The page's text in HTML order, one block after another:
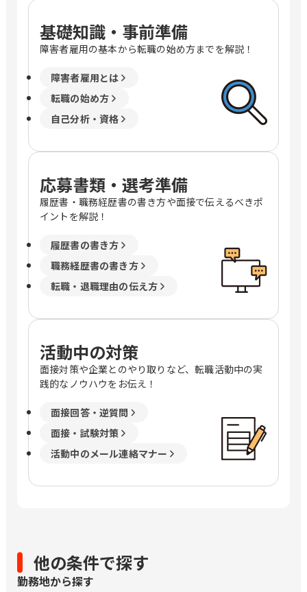
基礎知識・事前準備
障害者雇用の基本から転職の始め方までを解説！
障害者雇用とは
転職の始め方
自己分析・資格
応募書類・選考準備
履歴書・職務経歴書の書き方や面接で伝えるべきポ
イントを解説！
履歴書の書き方
職務経歴書の書き方
転職・退職理由の伝え方
活動中の対策
面接対策や企業とのやり取りなど、転職活動中の実
践的なノウハウをお伝え！
面接回答・逆質問
面接・試験対策
活動中のメール連絡マナー
他の条件で探す
勤務地から探す